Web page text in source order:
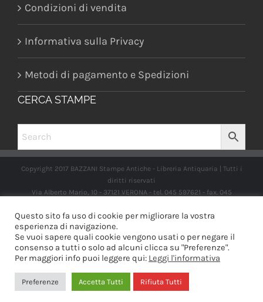
Condizioni di vendita
Informativa sulla Privacy
Metodi di pagamento e Spedizioni
CERCA STAMPE
Copyright 2017 BAZZANI Stampe Antiche - Libreria Antiquaria | Tutti i
diritti riservati
Via Alberto Mario, 10 - 37121 VERONA - tel. 045 597621 - fax. 045
IT03989970235
FacebookInstagram
Questo sito fa uso di cookie per migliorare la vostra
esperienza di navigazione.
Se vuoi sapere quali cookie vengono usati o per negare il
consenso a tutti o solo ad alcuni clicca su "Preferenze".
Per maggiori info puoi leggere qui: Leggi l'informativa
Preferenze Accetta Tutti Rifiuta Tutti